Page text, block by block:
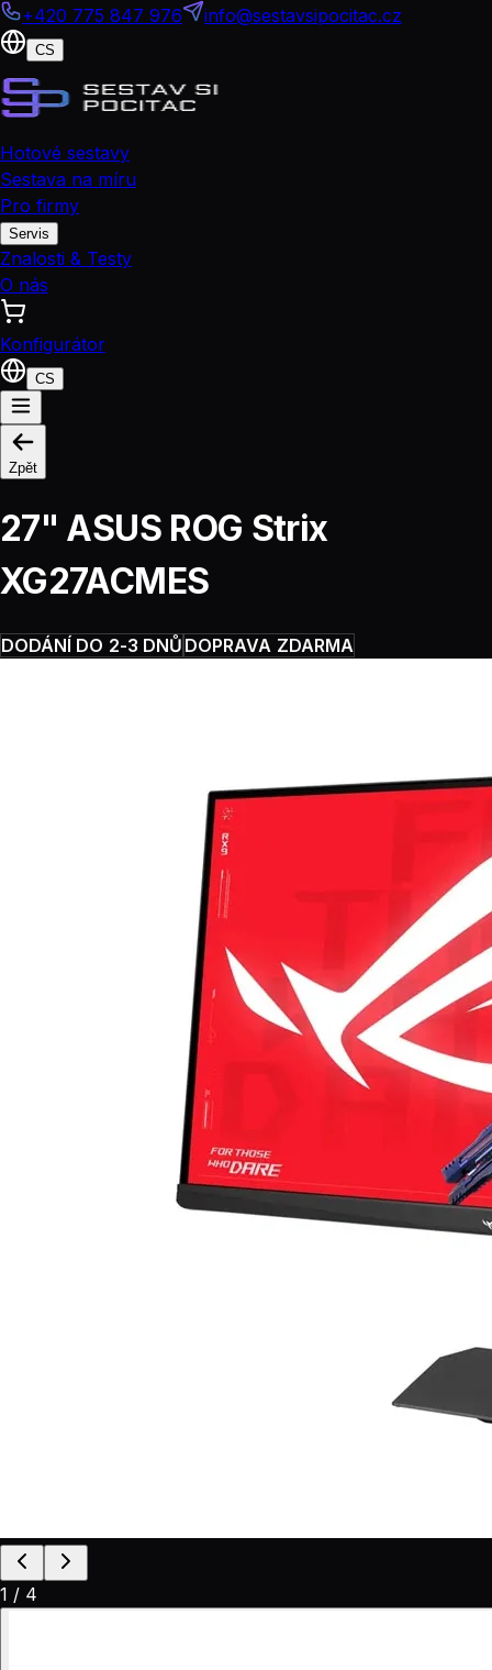
+420 775 847 976 info@sestavsipocitac.cz
CS
Hotové sestavy
Sestava na míru
Pro firmy
Servis
Znalosti & Testy
O nás
Konfigurátor
CS
Zpět
27" ASUS ROG Strix
XG27ACMES
DODÁNÍ DO 2-3 DNŮ DOPRAVA ZDARMA
1 / 4